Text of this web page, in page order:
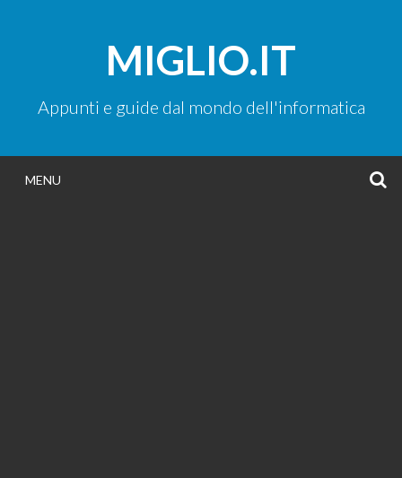
MIGLIO.IT
Appunti e guide dal mondo dell'informatica
MENU